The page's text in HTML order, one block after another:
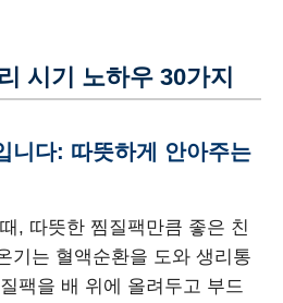
시기 노하우 30가지
니다: 따뜻하게 안아주는
, 따뜻한 찜질팩만큼 좋은 친
기는 혈액순환을 도와 생리통
팩을 배 위에 올려두고 부드